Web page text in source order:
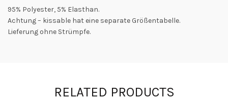
95% Polyester, 5% Elasthan.
Achtung – kissable hat eine separate Größentabelle.
Lieferung ohne Strümpfe.
RELATED PRODUCTS